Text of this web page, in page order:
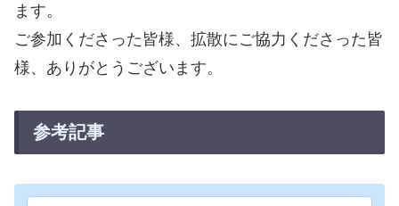
ます。
ご参加くださった皆様、拡散にご協力くださった皆
様、ありがとうございます。
参考記事